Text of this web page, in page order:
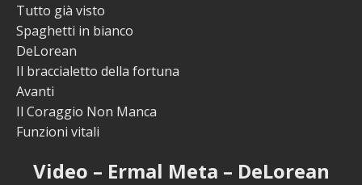
Tutto già visto
Spaghetti in bianco
DeLorean
Il braccialetto della fortuna
Avanti
Il Coraggio Non Manca
Funzioni vitali
Video – Ermal Meta – DeLorean